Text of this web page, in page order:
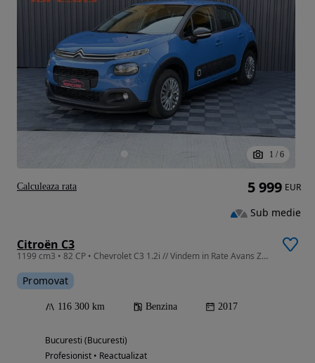
1 / 6
Citroën C3
1199 cm3 • 82 CP • Chevrolet C3 1.2i // Vindem in Rate Avans Zero cu Buletinul //
Promovat
116 300 km Benzina 2017
Bucuresti (Bucuresti)
Profesionist • Reactualizat
5 999 EUR
Sub medie
Calculeaza rata